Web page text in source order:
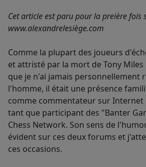
Cet article est paru pour la preière fois
www.alexandrelesiège.com
Comme la plupart des joueurs
et attristé par la mort de Tony
que je n'ai jamais personnellement
l'homme, il était une présence
comme commentateur sur Internet
tant que participant des "Banter
Chess Network. Son sens de
évident sur ces deux forums et
ces occasions.